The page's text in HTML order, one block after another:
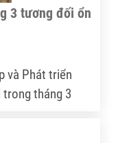
3 tương đối ổn
và Phát triển
tháng 3
đầu vào giảm